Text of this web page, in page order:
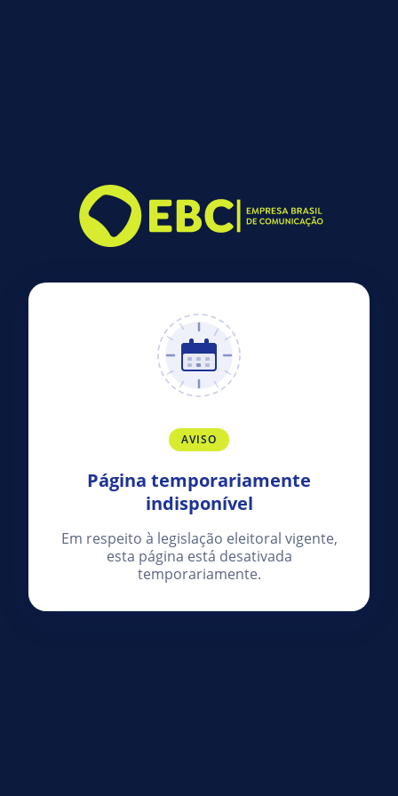
AVISO
Página temporariamente
indisponível
Em respeito à legislação eleitoral vigente,
esta página está desativada
temporariamente.